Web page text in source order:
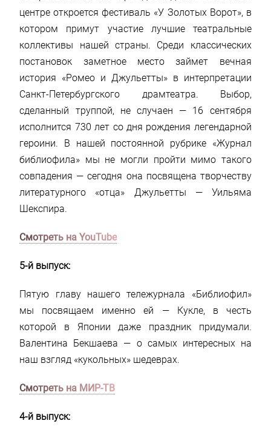
центре откроется фестиваль «У Золотых Ворот», в
котором примут участие лучшие театральные
коллективы нашей страны. Среди классических
постановок заметное место займет вечная
история «Ромео и Джульетты» в интерпретации
Санкт-Петербургского драмтеатра. Выбор,
сделанный труппой, не случаен — 16 сентября
исполнится 730 лет со дня рождения легендарной
героини. В нашей постоянной рубрике «Журнал
библиофила» мы не могли пройти мимо такого
совпадения — сегодня она посвящена творчеству
литературного «отца» Джульетты — Уильяма
Шекспира.
Смотреть на YouTube
5-й выпуск:
Пятую главу нашего тележурнала «Библиофил»
мы посвящаем именно ей — Кукле, в честь
которой в Японии даже праздник придумали.
Валентина Бекшаева — о самых интересных на
наш взгляд «кукольных» шедеврах.
Смотреть на МИР-ТВ
4-й выпуск: